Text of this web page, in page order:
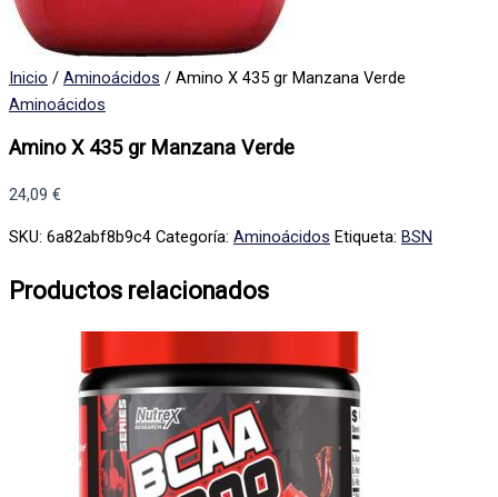
Inicio / Aminoácidos / Amino X 435 gr Manzana Verde
Aminoácidos
Amino X 435 gr Manzana Verde
24,09 €
SKU: 6a82abf8b9c4 Categoría: Aminoácidos Etiqueta: BSN
Productos relacionados